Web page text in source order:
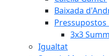
Baixada
3x3
Igualtat